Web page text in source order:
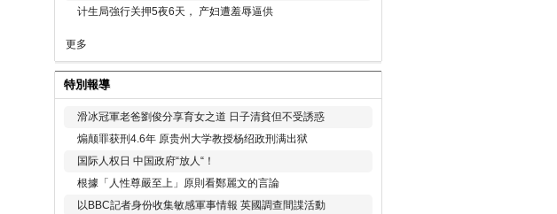
计生局強行关押5夜6天， 产妇遭羞辱逼供
更多
特別報導
滑冰冠軍老爸劉俊分享育女之道 日子清貧但不受誘惑
煽颠罪获刑4.6年 原贵州大学教授杨绍政刑满出狱
国际人权日 中国政府“放人“！
根據「人性尊嚴至上」原則看鄭麗文的言論
以BBC記者身份收集敏感軍事情報 英國調查間諜活動